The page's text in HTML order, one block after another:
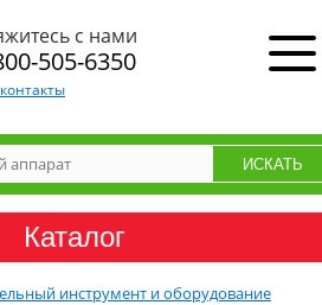
с нами
505-6350
Каталог
инструмент и оборудование